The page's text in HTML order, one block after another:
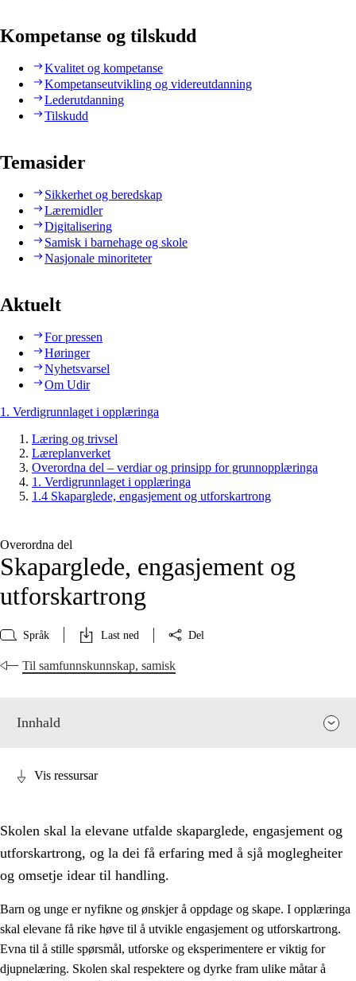
Kompetanse og tilskudd
Kvalitet og kompetanse
Kompetanseutvikling og videreutdanning
Lederutdanning
Tilskudd
Temasider
Sikkerhet og beredskap
Læremidler
Digitalisering
Samisk i barnehage og skole
Nasjonale minoriteter
Aktuelt
For pressen
Høringer
Nyhetsvarsel
Om Udir
1. Verdigrunnlaget i opplæringa
Læring og trivsel
Læreplanverket
Overordna del – verdiar og prinsipp for grunnopplæringa
1. Verdigrunnlaget i opplæringa
1.4 Skaparglede, engasjement og utforskartrong
Overordna del
Skaparglede, engasjement og
utforskartrong
Språk Last ned Del
Til samfunnskunnskap, samisk
Innhald
1. Verdigrunnlaget i opplæringa
1.1 Menneskeverdet
Vis ressursar
Skolen skal la elevane utfalde skaparglede, engasjement og
utforskartrong, og la dei få erfaring med å sjå moglegheiter
og omsetje idear til handling.
Barn og unge er nyfikne og ønskjer å oppdage og skape. I opplæringa
skal elevane få rike høve til å utvikle engasjement og utforskartrong.
Evna til å stille spørsmål, utforske og eksperimentere er viktig for
djupnelæring. Skolen skal respektere og dyrke fram ulike måtar å